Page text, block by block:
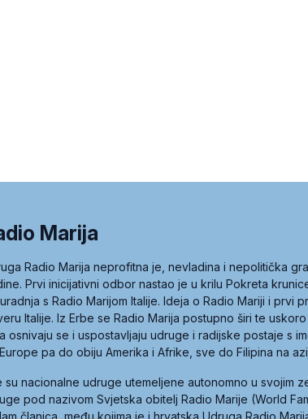
Marija
Radio Marija neprofitna je, nevladina i nepolitička
Prvi inicijativni odbor nastao je u krilu Pokreta
s Radio Marijom Italije. Ideja o Radio Mariji i prvi
Italije. Iz Erbe se Radio Marija postupno širi te
osnivaju se i uspostavljaju udruge i radijske postaje s
pa do obiju Amerika i Afrike, sve do Filipina na
su nacionalne udruge utemeljene autonomno u svojim
pod nazivom Svjetska obitelj Radio Marije (World